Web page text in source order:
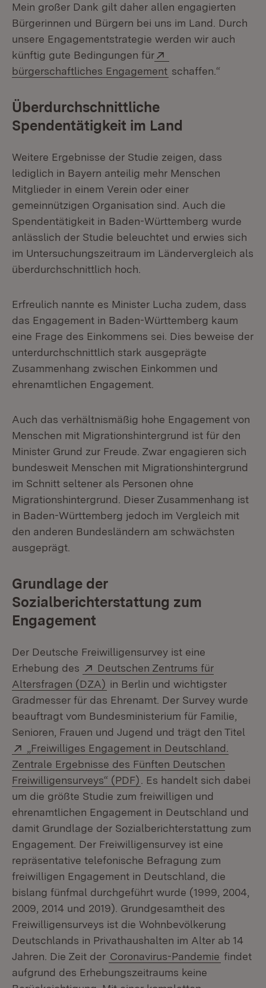
Mein großer Dank gilt daher allen engagierten
Bürgerinnen und Bürgern bei uns im Land. Durch
unsere Engagementstrategie werden wir auch
künftig gute Bedingungen für
bürgerschaftliches Engagement (Öffnet in neuem
schaffen.“
Überdurchschnittliche
Spendentätigkeit im Land
Weitere Ergebnisse der Studie zeigen, dass
lediglich in Bayern anteilig mehr Menschen
Mitglieder in einem Verein oder einer
gemeinnützigen Organisation sind. Auch die
Spendentätigkeit in Baden-Württemberg wurde
anlässlich der Studie beleuchtet und erwies sich
im Untersuchungszeitraum im Ländervergleich als
überdurchschnittlich hoch.
Erfreulich nannte es Minister Lucha zudem, dass
das Engagement in Baden-Württemberg kaum
eine Frage des Einkommens sei. Dies beweise der
unterdurchschnittlich stark ausgeprägte
Zusammenhang zwischen Einkommen und
ehrenamtlichen Engagement.
Auch das verhältnismäßig hohe Engagement von
Menschen mit Migrationshintergrund ist für den
Minister Grund zur Freude. Zwar engagieren sich
bundesweit Menschen mit Migrationshintergrund
im Schnitt seltener als Personen ohne
Migrationshintergrund. Dieser Zusammenhang ist
in Baden-Württemberg jedoch im Vergleich mit
den anderen Bundesländern am schwächsten
ausgeprägt.
Grundlage der
Sozialberichterstattung zum
Engagement
Der Deutsche Freiwilligensurvey ist eine
Erhebung des
Extern:
Deutschen Zentrums für
Altersfragen (DZA) (Öffnet in neuem Fenster)
in Berlin und wichtigster
Gradmesser für das Ehrenamt. Der Survey wurde
beauftragt vom Bundesministerium für Familie,
Senioren, Frauen und Jugend und trägt den Titel
Extern:
„Freiwilliges Engagement in Deutschland.
Zentrale Ergebnisse des Fünften Deutschen
Freiwilligensurveys“ (PDF) (Öffnet in neuem Fenster)
. Es handelt sich dabei
um die größte Studie zum freiwilligen und
ehrenamtlichen Engagement in Deutschland und
damit Grundlage der Sozialberichterstattung zum
Engagement. Der Freiwilligensurvey ist eine
repräsentative telefonische Befragung zum
freiwilligen Engagement in Deutschland, die
bislang fünfmal durchgeführt wurde (1999, 2004,
2009, 2014 und 2019). Grundgesamtheit des
Freiwilligensurveys ist die Wohnbevölkerung
Deutschlands in Privathaushalten im Alter ab 14
Jahren. Die Zeit der Coronavirus-Pandemie findet
aufgrund des Erhebungszeitraums keine